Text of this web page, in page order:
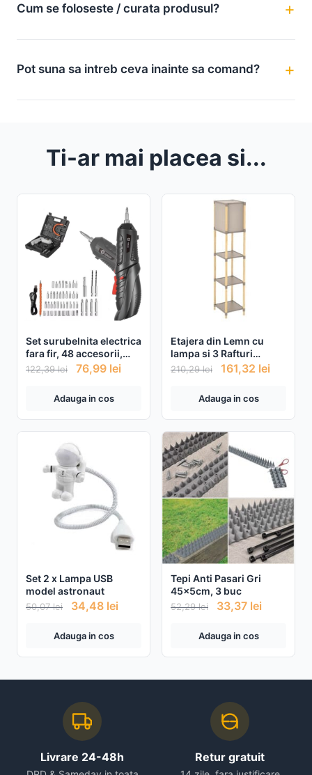
Cum se foloseste / curata produsul?
Pot suna sa intreb ceva inainte sa comand?
Ti-ar mai placea si...
Set surubelnita electrica
fara fir, 48 accesorii,
baterie reincarcabila
122,39lei 76,99 lei
Adauga in cos
Etajera din Lemn cu
lampa si 3 Rafturi
29x25x133cm
210,29lei 161,32 lei
Adauga in cos
Set 2 x Lampa USB
model astronaut
50,07lei 34,48 lei
Adauga in cos
Tepi Anti Pasari Gri
45x5cm, 3 buc
52,29lei 33,37 lei
Adauga in cos
Livrare 24-48h Retur gratuit